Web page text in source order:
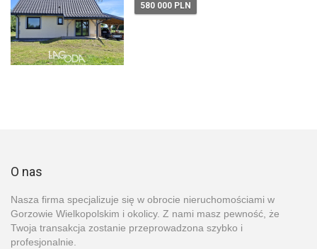
580 000 PLN
O nas
Nasza firma specjalizuje się w obrocie nieruchomościami w
Gorzowie Wielkopolskim i okolicy. Z nami masz pewność, że
Twoja transakcja zostanie przeprowadzona szybko i
profesjonalnie.